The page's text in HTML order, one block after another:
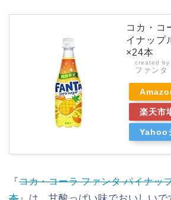
コカ・コ
イナップ
×24本
created by
ファンタ
楽天市
Yahoo
『コカ・コーラ ファンタ パイナッ
本』は、甘酸っぱい味でおいしいで